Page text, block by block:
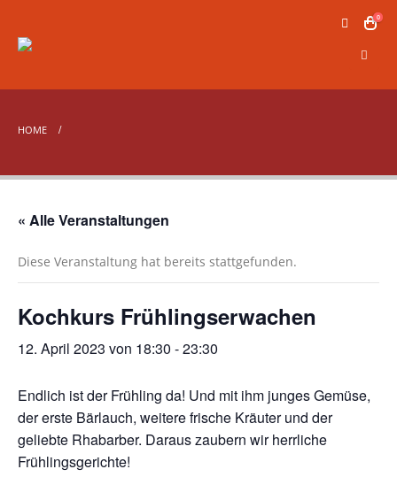
0
HOME
« Alle Veranstaltungen
Diese Veranstaltung hat bereits stattgefunden.
Kochkurs Frühlingserwachen
12. April 2023 von 18:30 -23:30
Endlich ist der Frühling da! Und mit ihm junges Gemüse,
der erste Bärlauch, weitere frische Kräuter und der
geliebte Rhabarber. Daraus zaubern wir herrliche
Frühlingsgerichte!